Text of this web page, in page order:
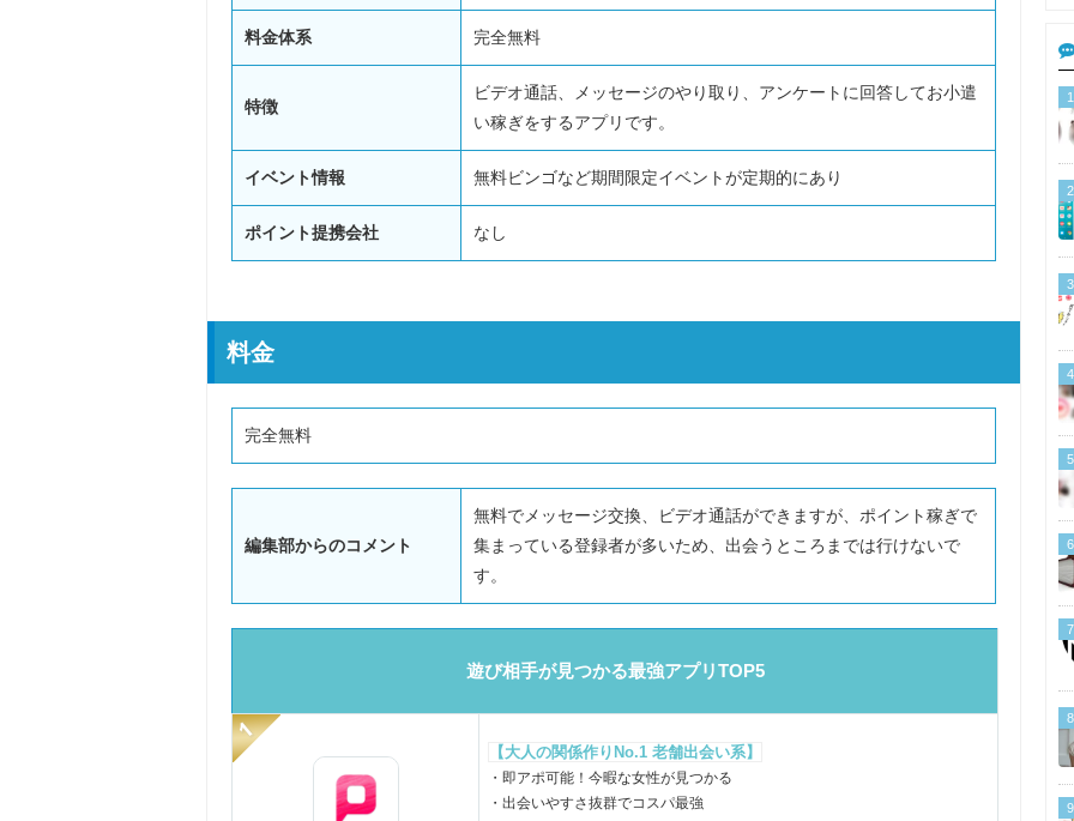
料金体系 完全無料
特徴
ビデオ通話、メッセージのやり取り、アンケートに回答してお小遣
い稼ぎをするアプリです。
イベント情報 無料ビンゴなど期間限定イベントが定期的にあり
ポイント提携会社 なし
料金
完全無料
編集部からのコメント
無料でメッセージ交換、ビデオ通話ができますが、ポイント稼ぎで
集まっている登録者が多いため、出会うところまでは行けないで
す。
遊び相手が見つかる最強アプリTOP5
【大人の関係作りNo.1 老舗出会い系】
・即アポ可能！今暇な女性が見つかる
・出会いやすさ抜群でコスパ最強
1
2
3
4
5
6
7
8
9